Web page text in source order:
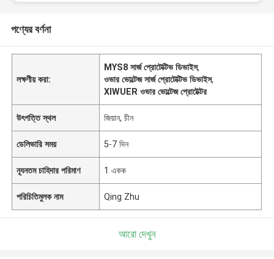
পণ্যের বর্ণনা
লক্ষণীয় করা:
MYS8 সার্জ প্রোটেক্টিভ ডিভাইস,
ওভার ভোল্টেজ সার্জ প্রোটেক্টিভ ডিভাইস,
XIWUER ওভার ভোল্টেজ প্রোটেক্টর
উৎপত্তি স্থল জিয়ান, চীন
ডেলিভারি সময় 5-7 দিন
ন্যূনতম চাহিদার পরিমাণ 1 একক
পরিচিতিমুলক নাম Qing Zhu
আরো দেখুন